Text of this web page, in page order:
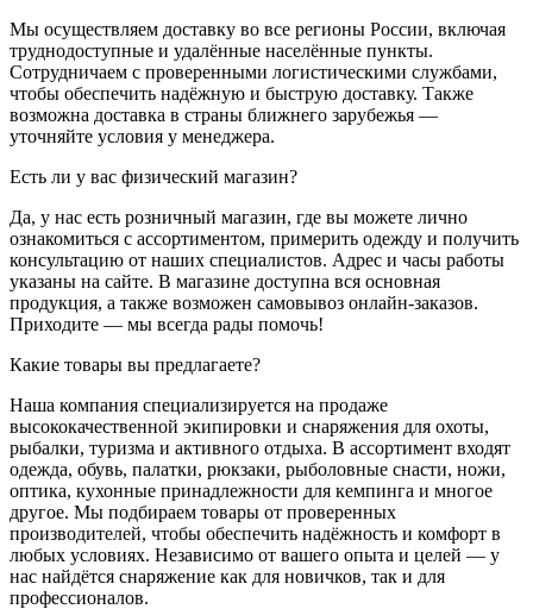
Мы осуществляем доставку во все регионы России, включая
труднодоступные и удалённые населённые пункты.
Сотрудничаем с проверенными логистическими службами,
чтобы обеспечить надёжную и быструю доставку. Также
возможна доставка в страны ближнего зарубежья —
уточняйте условия у менеджера.
Есть ли у вас физический магазин?
Да, у нас есть розничный магазин, где вы можете лично
ознакомиться с ассортиментом, примерить одежду и получить
консультацию от наших специалистов. Адрес и часы работы
указаны на сайте. В магазине доступна вся основная
продукция, а также возможен самовывоз онлайн-заказов.
Приходите — мы всегда рады помочь!
Какие товары вы предлагаете?
Наша компания специализируется на продаже
высококачественной экипировки и снаряжения для охоты,
рыбалки, туризма и активного отдыха. В ассортимент входят
одежда, обувь, палатки, рюкзаки, рыболовные снасти, ножи,
оптика, кухонные принадлежности для кемпинга и многое
другое. Мы подбираем товары от проверенных
производителей, чтобы обеспечить надёжность и комфорт в
любых условиях. Независимо от вашего опыта и целей — у
нас найдётся снаряжение как для новичков, так и для
профессионалов.